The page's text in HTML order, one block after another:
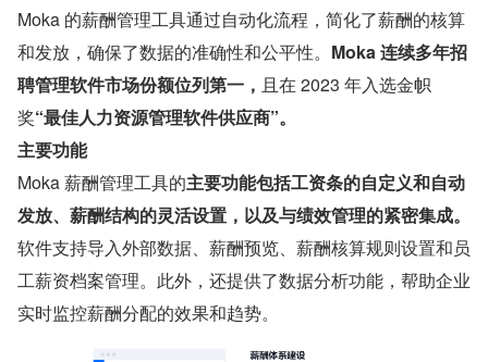
Moka 的薪酬管理工具通过自动化流程，简化了薪酬的核算
和发放，确保了数据的准确性和公平性。 Moka 连续多年招
聘管理软件市场份额位列第一， 且在 2023 年入选金帜
奖“最佳人力资源管理软件供应商”。
主要功能
Moka 薪酬管理工具的主要功能包括工资条的自定义和自动
发放、薪酬结构的灵活设置，以及与绩效管理的紧密集成。
软件支持导入外部数据、薪酬预览、薪酬核算规则设置和员
工薪资档案管理。此外，还提供了数据分析功能，帮助企业
实时监控薪酬分配的效果和趋势。